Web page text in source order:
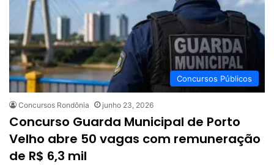
Concursos Públicos
Concursos Rondônia junho 23, 2026
Concurso Guarda Municipal de Porto
Velho abre 50 vagas com remuneração
de R$ 6,3 mil